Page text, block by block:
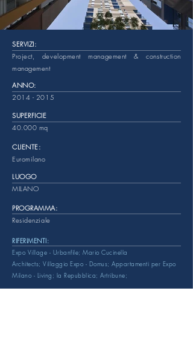
SERVIZI:
Project, development management & construction
management
ANNO:
2014 - 2015
SUPERFICIE
40.000 mq
CLIENTE:
Euromilano
LUOGO
MILANO
PROGRAMMA:
Residenziale
RIFERIMENTI:
Expo Village - Urbanfile; Mario Cucinella
Architects; Villaggio Expo - Domus; Appartamenti per Expo
Milano - Living; la Repubblica; Artribune;